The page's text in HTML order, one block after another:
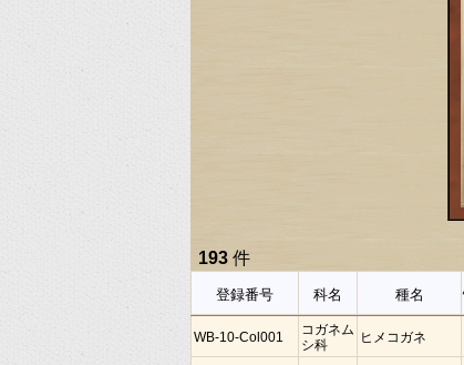
193 件
登録番号 科名 種名
WB-10-Col001
コガネム
シ科
ヒメコガネ